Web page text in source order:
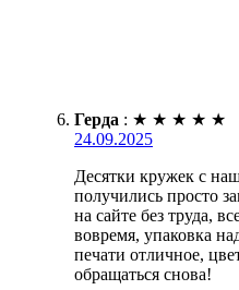
Герда : ★ ★ ★ ★ ★
24.09.2025
Десятки кружек с
получились просто
на сайте без труда,
вовремя, упаковка
печати отличное,
обращаться снова!